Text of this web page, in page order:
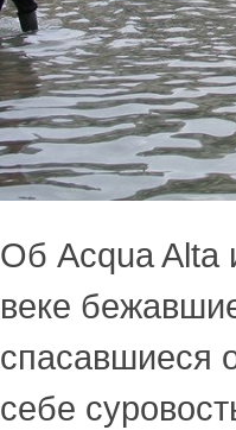
Об Acqua Alta
веке
спасавшиеся
себе